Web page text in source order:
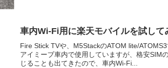
車内Wi-Fi用に楽天モバイルを試して
Fire Stick TVや、M5StackのATOM lite/
アイミーブ車内で使用していますが、格安SIM
じることも出てきたので、車内Wi-Fi...